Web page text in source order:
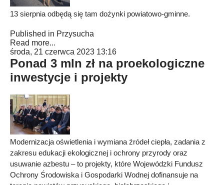
13 sierpnia odbędą się tam dożynki powiatowo-gminne.
Published in Przysucha
Read more...
środa, 21 czerwca 2023 13:16
Ponad 3 mln zł na proekologiczne
inwestycje i projekty
Modernizacja oświetlenia i wymiana źródeł ciepła, zadania z
zakresu edukacji ekologicznej i ochrony przyrody oraz
usuwanie azbestu – to projekty, które Wojewódzki Fundusz
Ochrony Środowiska i Gospodarki Wodnej dofinansuje na